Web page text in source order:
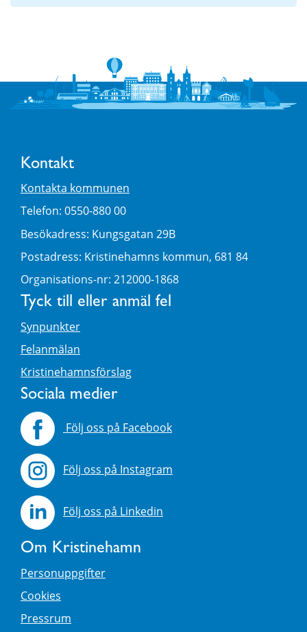
Kontakt
Kontakta kommunen
Telefon: 0550-880 00
Besökadress: Kungsgatan 29B
Postadress: Kristinehamns kommun, 681 84
Organisations-nr: 212000-1868
Tyck till eller anmäl fel
Synpunkter
Felanmälan
Kristinehamnsförslag
Sociala medier
Följ oss på Facebook
Följ oss på Instagram
Följ oss på Linkedin
Om Kristinehamn
Personuppgifter
Cookies
Pressrum